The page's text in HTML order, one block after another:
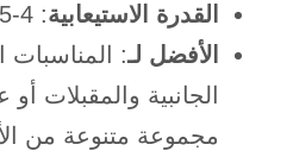
القدرة الاستيعابية: 4-5 لترات (4-5 لترات)
الأفضل لـ: المناسبات
الجانبية والمقبلات
مجموعة متنوعة من